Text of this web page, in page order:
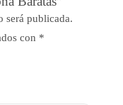
será publicada.
con *